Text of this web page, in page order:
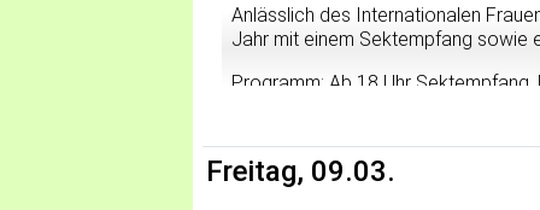
Anlässlich des Internationalen
Jahr mit einem Sektempfang sowie
Programm: Ab 18 Uhr
Ab 19:00 Filmbeitrag "Bread and
Freitag, 09.03.